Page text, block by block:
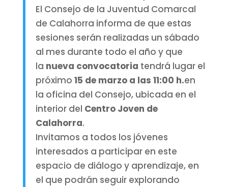
El Consejo de la Juventud Comarcal
de Calahorra informa de que estas
sesiones serán realizadas un sábado
al mes durante todo el año y que
la nueva convocatoria tendrá lugar el
próximo 15 de marzo a las 11:00 h.en
la oficina del Consejo, ubicada en el
interior del Centro Joven de
Calahorra.
Invitamos a todos los jóvenes
interesados a participar en este
espacio de diálogo y aprendizaje, en
el que podrán seguir explorando